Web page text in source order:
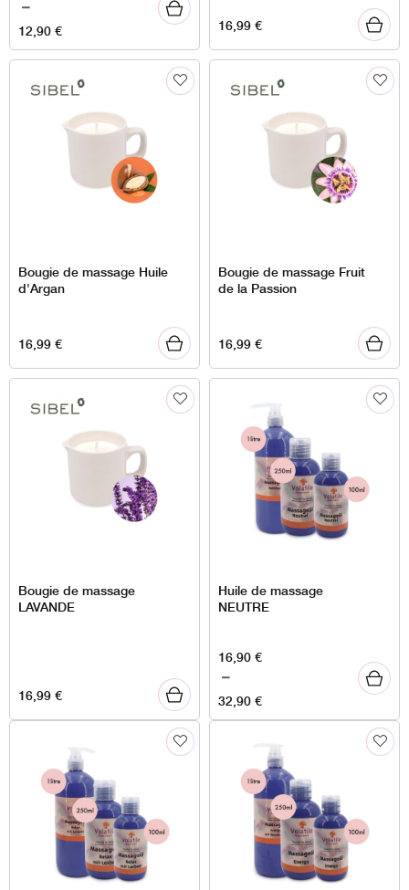
–
12,90€
de
prix :
7,90 €
12,90 €
16,99€
Bougie de massage Huile
d'Argan
16,99€
Bougie de massage Fruit
de la Passion
16,99€
Bougie de massage
LAVANDE
16,99€
Huile de massage
NEUTRE
16,90€
–
32,90€
Plage
de
prix :
16,90 €
32,90 €